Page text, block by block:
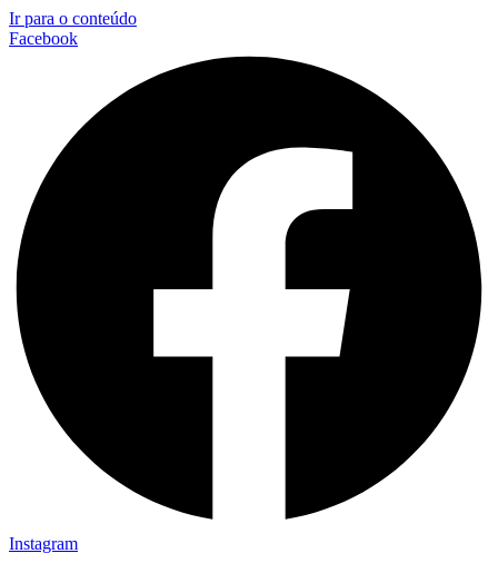
Ir para o conteúdo
Facebook
Instagram